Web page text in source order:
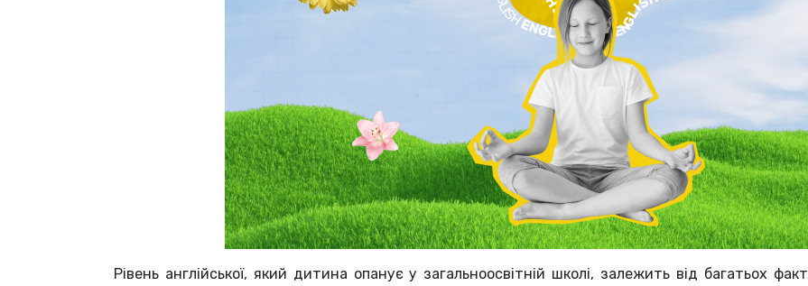
Рівень англійської, який дитина опанує у загальноосвітній школі, залежить від багатьох